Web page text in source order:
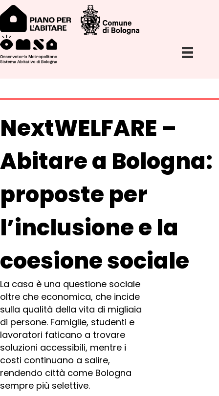
NextWELFARE –
Abitare a Bologna:
proposte per
l’inclusione e la
coesione sociale
La casa è una questione sociale
oltre che economica, che incide
sulla qualità della vita di migliaia
di persone. Famiglie, studenti e
lavoratori faticano a trovare
soluzioni accessibili, mentre i
costi continuano a salire,
rendendo città come Bologna
sempre più selettive.